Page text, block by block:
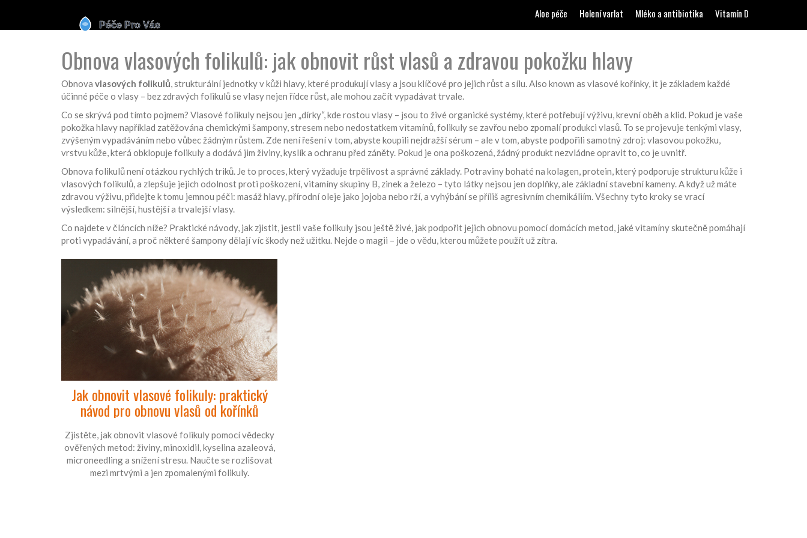
Aloe péče Holení varlat Mléko a antibiotika Vitamín D
Obnova vlasových folikulů: jak obnovit růst vlasů a zdravou pokožku hlavy
Obnova vlasových folikulů,strukturální jednotky v kůži hlavy, které produkují vlasy a jsou klíčové pro jejich růst a sílu. Also known as vlasové kořínky, it je základem každé
účinné péče o vlasy – bez zdravých folikulů se vlasy nejen řídce růst, ale mohou začít vypadávat trvale.
Co se skrývá pod tímto pojmem? Vlasové folikuly nejsou jen „dírky“, kde rostou vlasy – jsou to živé organické systémy, které potřebují výživu, krevní oběh a klid. Pokud je vaše
pokožka hlavy například zatěžována chemickými šampony, stresem nebo nedostatkem vitamínů, folikuly se zavřou nebo zpomalí produkci vlasů. To se projevuje tenkými vlasy,
zvýšeným vypadáváním nebo vůbec žádným růstem. Zde není řešení v tom, abyste koupili nejdražší sérum – ale v tom, abyste podpořili samotný zdroj: vlasovou pokožku,
vrstvu kůže, která obklopuje folikuly a dodává jim živiny, kyslík a ochranu před záněty. Pokud je ona poškozená, žádný produkt nezvládne opravit to, co je uvnitř.
Obnova folikulů není otázkou rychlých triků. Je to proces, který vyžaduje trpělivost a správné základy. Potraviny bohaté na kolagen,protein, který podporuje strukturu kůže i
vlasových folikulů, a zlepšuje jejich odolnost proti poškození, vitamíny skupiny B, zinek a železo – tyto látky nejsou jen doplňky, ale základní stavební kameny. A když už máte
zdravou výživu, přidejte k tomu jemnou péči: masáž hlavy, přírodní oleje jako jojoba nebo rží, a vyhýbání se příliš agresivním chemikáliím. Všechny tyto kroky se vrací
výsledkem: silnější, hustější a trvalejší vlasy.
Co najdete v článcích níže? Praktické návody, jak zjistit, jestli vaše folikuly jsou ještě živé, jak podpořit jejich obnovu pomocí domácích metod, jaké vitamíny skutečně pomáhají
proti vypadávání, a proč některé šampony dělají víc škody než užitku. Nejde o magii – jde o vědu, kterou můžete použít už zítra.
Jak obnovit vlasové folikuly: praktický
návod pro obnovu vlasů od kořínků
Zjistěte, jak obnovit vlasové folikuly pomocí vědecky
ověřených metod: živiny, minoxidil, kyselina azaleová,
microneedling a snížení stresu. Naučte se rozlišovat
mezi mrtvými a jen zpomalenými folikuly.